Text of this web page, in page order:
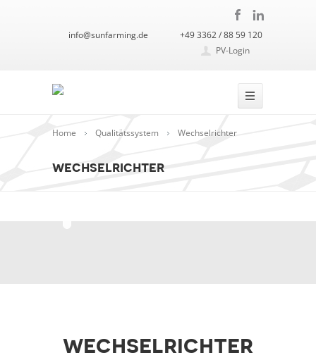
info@sunfarming.de
+49 3362 / 88 59 120
PV-Login
Home Qualitätssystem Wechselrichter
wechselrichter
wechselrichter